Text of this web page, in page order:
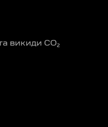
викиди CO₂